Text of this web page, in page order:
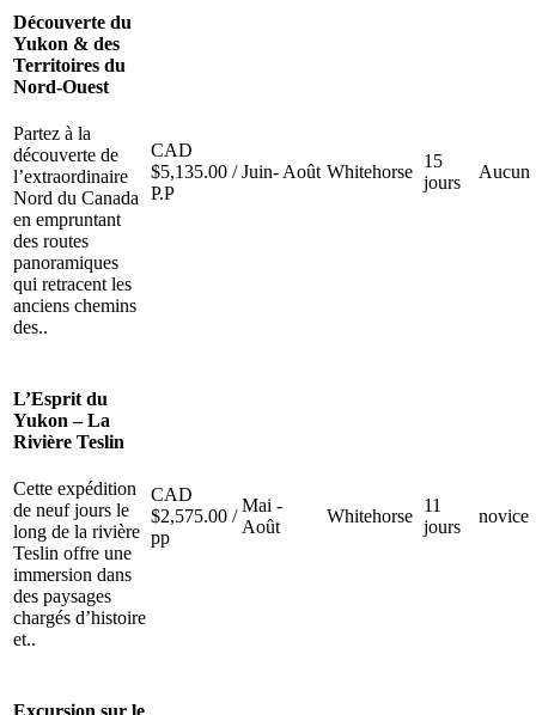
Découverte du
Yukon & des
Territoires du
Nord-Ouest
Partez à la
découverte de
l’extraordinaire
Nord du Canada
en empruntant
des routes
panoramiques
qui retracent les
anciens chemins
des..
CAD
$5,135.00 /
P.P
Juin- Août Whitehorse
15
jours
Aucun
L’Esprit du
Yukon – La
Rivière Teslin
Cette expédition
de neuf jours le
long de la rivière
Teslin offre une
immersion dans
des paysages
chargés d’histoire
et..
CAD
$2,575.00 /
pp
Mai -
Août
Whitehorse
11
jours
novice